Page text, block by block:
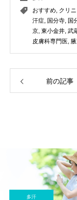
おすすめ, クリ
汗症, 国分寺, 国
京, 東小金井, 武
皮膚科専門医,
前の記事
多汗